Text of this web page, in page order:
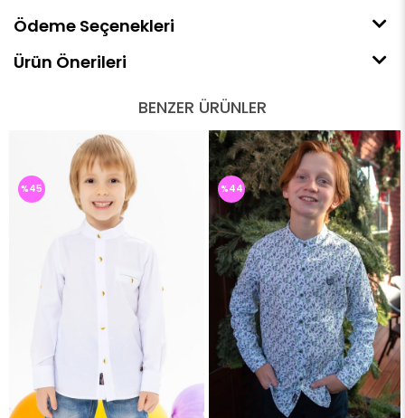
Ödeme Seçenekleri
Ürün Önerileri
BENZER ÜRÜNLER
%45 %44